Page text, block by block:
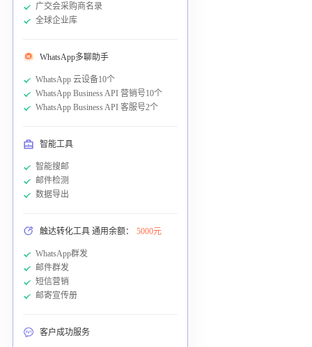
广交会采购商名录
全球企业库
WhatsApp多聊助手
WhatsApp 云设备10个
WhatsApp Business API 营销号10个
WhatsApp Business API 客服号2个
智能工具
智能搜邮
邮件检测
数据导出
触达转化工具 通用余额： 5000元
WhatsApp群发
邮件群发
短信营销
邮寄宣传册
客户成功服务